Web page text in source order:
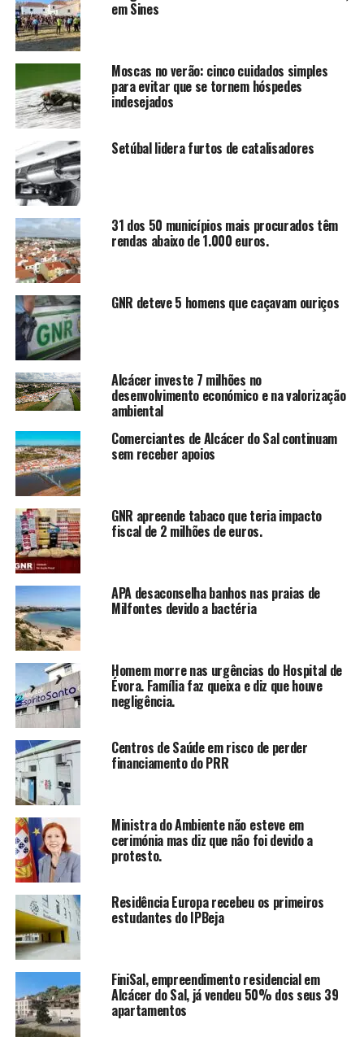
em Sines
Moscas no verão: cinco cuidados simples
para evitar que se tornem hóspedes
indesejados
Setúbal lidera furtos de catalisadores
31 dos 50 municípios mais procurados têm
rendas abaixo de 1.000 euros.
GNR deteve 5 homens que caçavam ouriços
Alcácer investe 7 milhões no
desenvolvimento económico e na valorização
ambiental
Comerciantes de Alcácer do Sal continuam
sem receber apoios
GNR apreende tabaco que teria impacto
fiscal de 2 milhões de euros.
APA desaconselha banhos nas praias de
Milfontes devido a bactéria
Homem morre nas urgências do Hospital de
Évora. Família faz queixa e diz que houve
negligência.
Centros de Saúde em risco de perder
financiamento do PRR
Ministra do Ambiente não esteve em
cerimónia mas diz que não foi devido a
protesto.
Residência Europa recebeu os primeiros
estudantes do IPBeja
FiniSal, empreendimento residencial em
Alcácer do Sal, já vendeu 50% dos seus 39
apartamentos